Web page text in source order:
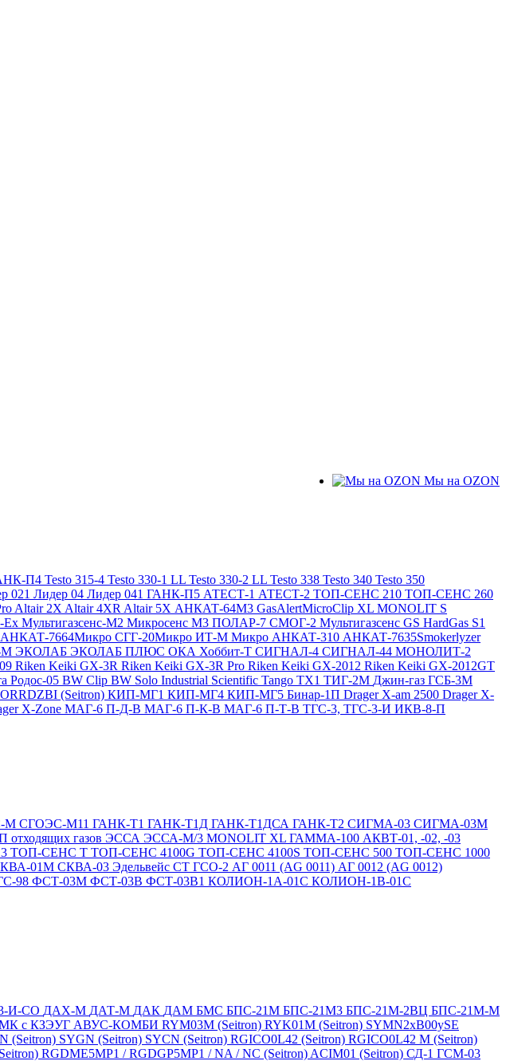
Мы на OZON
П4 Testo 315-4 Testo 330-1 LL Testo 330-2 LL Testo 338 Testo 340 Testo 350
021 Лидер 04 Лидер 041 ГАНК-П5 АТЕСТ-1 АТЕСТ-2 ТОП-СЕНС 210 ТОП-СЕНС 260
Altair 2X Altair 4XR Altair 5X АНКАТ-64М3 GasAlertMicroClip XL MONOLIT S
Ex Мультигазсенс-М2 Микросенс М3 ПОЛАР-7 СМОГ-2 Мультигазсенс GS HardGas S1
АНКАТ-7664Микро СГГ-20Микро ИТ-М Микро АНКАТ-310 АНКАТ-7635Smokerlyzer
М ЭКОЛАБ ЭКОЛАБ ПЛЮС ОКА Хоббит-Т СИГНАЛ-4 СИГНАЛ-44 МОНОЛИТ-2
Riken Keiki GX-3R Riken Keiki GX-3R Pro Riken Keiki GX-2012 Riken Keiki GX-2012GT
Родос-05 BW Clip BW Solo Industrial Scientific Tango TX1 ТИГ-2М Джин-газ ГСБ-3М
(Seitron) КИП-МГ1 КИП-МГ4 КИП-МГ5 Бинар-1П Drager X-am 2500 Drager X-
X-Zone МАГ-6 П-Д-В МАГ-6 П-К-В МАГ-6 П-Т-В ТГС-3, ТГС-3-И ИКВ-8-П
М СГОЭС-М11 ГАНК-Т1 ГАНК-Т1Д ГАНК-Т1ДСА ГАНК-Т2 СИГМА-03 СИГМА-03М
газов ЭССА ЭССА-М/3 MONOLIT XL ГАММА-100 АКВТ-01, -02, -03
ТОП-СЕНС Т ТОП-СЕНС 4100G ТОП-СЕНС 4100S ТОП-СЕНС 500 ТОП-СЕНС 1000
01М СКВА-03 Эдельвейс СТ ГСО-2 АГ 0011 (AG 0011) АГ 0012 (AG 0012)
98 ФСТ-03М ФСТ-03В ФСТ-03В1 КОЛИОН-1А-01С КОЛИОН-1В-01С
И-CO ДАХ-М ДАТ-М ДАК ДАМ БМС БПС-21М БПС-21М3 БПС-21М-2ВЦ БПС-21М-М
с КЗЭУГ АВУС-КОМБИ RYM03M (Seitron) RYK01M (Seitron) SYMN2хB00ySE
(Seitron) SYGN (Seitron) SYCN (Seitron) RGICO0L42 (Seitron) RGICO0L42 M (Seitron)
RGDME5MP1 / RGDGP5MP1 / NA / NC (Seitron) ACIM01 (Seitron) СД-1 ГСМ-03